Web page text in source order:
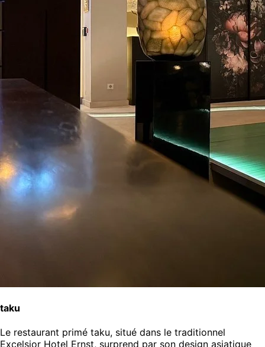
taku
Le restaurant primé taku, situé dans le traditionnel
Excelsior Hotel Ernst, surprend par son design asiatique